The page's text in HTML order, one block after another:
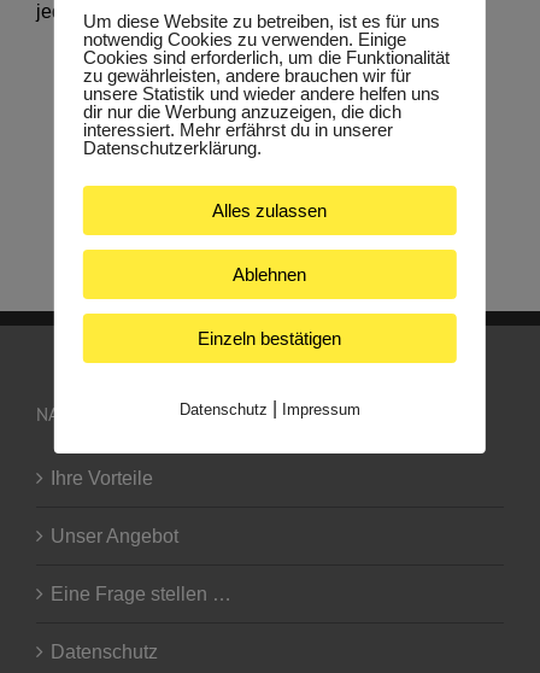
jederzeit gerne in Zahlung.
NAVIGATION
Ihre Vorteile
Unser Angebot
Eine Frage stellen …
Datenschutz
Um diese Website zu betreiben, ist es für uns
notwendig Cookies zu verwenden. Einige
Cookies sind erforderlich, um die Funktionalität
zu gewährleisten, andere brauchen wir für
unsere Statistik und wieder andere helfen uns
dir nur die Werbung anzuzeigen, die dich
interessiert. Mehr erfährst du in unserer
Datenschutzerklärung.
Alles zulassen
Ablehnen
Einzeln bestätigen
Datenschutz Impressum